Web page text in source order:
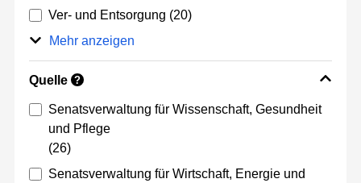
Ver- und Entsorgung (20)
Mehr anzeigen
Quelle ?
Senatsverwaltung für Wissenschaft, Gesundheit
und Pflege
(26)
Senatsverwaltung für Wirtschaft, Energie und